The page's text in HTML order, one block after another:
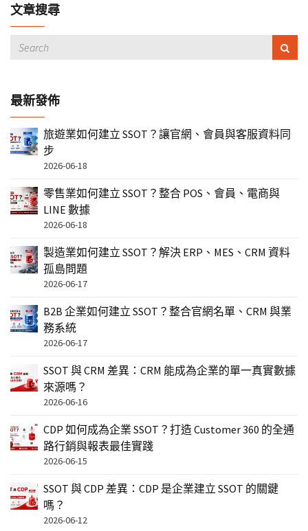
文章搜尋
最新發佈
旅遊業如何建立 SSOT？讓官網、會員與客服資料同
步
2026-06-18
零售業如何建立 SSOT？整合 POS、會員、電商與
LINE 數據
2026-06-18
製造業如何建立 SSOT？解決 ERP、MES、CRM 資料
孤島問題
2026-06-17
B2B 企業如何建立 SSOT？整合官網名單、CRM 與業
務系統
2026-06-17
SSOT 與 CRM 差異：CRM 能成為企業的單一真實數據
來源嗎？
2026-06-16
CDP 如何成為企業 SSOT？打造 Customer 360 的全通
路行銷與報表最佳實踐
2026-06-15
SSOT 與 CDP 差異：CDP 是企業建立 SSOT 的關鍵
嗎？
2026-06-12